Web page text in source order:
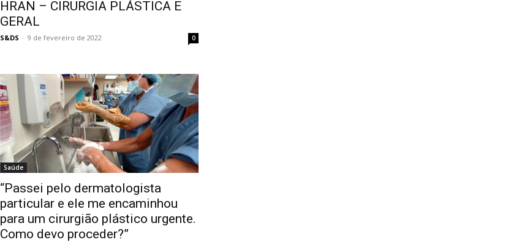
HRAN – CIRURGIA PLÁSTICA E
GERAL
S&DS - 9 de fevereiro de 2022 0
Saúde
“Passei pelo dermatologista
particular e ele me encaminhou
para um cirurgião plástico urgente.
Como devo proceder?”